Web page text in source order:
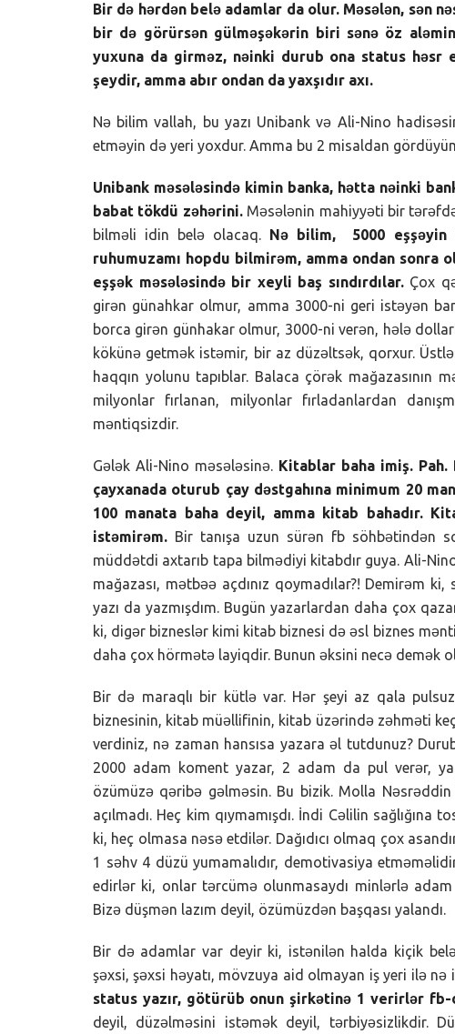
Bir də hərdən belə adamlar da olur. Məsələn, sən
bir də görürsən gülməşəkərin biri sənə öz
yuxuna da girməz, nəinki durub ona status həsr
şeydir, amma abır ondan da yaxşıdır axı.
Nə bilim vallah, bu yazı Unibank və Ali-Nino
etməyin də yeri yoxdur. Amma bu 2 misaldan
Unibank məsələsində kimin banka, hətta nəinki
babat tökdü zəhərini.Məsələnin mahiyyəti bir
bilməli idin belə olacaq.
Nə bilim, 5000 eşşəyin
ruhumuzamı hopdu bilmirəm, amma ondan sonra
eşşək məsələsində bir xeyli baş sındırdılar.Çox
girən günahkar olmur, amma 3000-ni geri istəyən
borca girən günhakar olmur, 3000-ni verən, hələ
kökünə getmək istəmir, bir az düzəltsək, qorxur.
haqqın yolunu tapıblar. Balaca çörək mağazasının
milyonlar fırlanan, milyonlar fırladanlardan
məntiqsizdir.
Gələk Ali-Nino məsələsinə. Kitablar baha imiş.
çayxanada oturub çay dəstgahına minimum 20
100 manata baha deyil, amma kitab bahadır.
istəmirəm. Bir tanışa uzun sürən fb söhbətindən
müddətdi axtarıb tapa bilmədiyi kitabdır guya. Ali-
mağazası, mətbəə açdınız qoymadılar?! Demirəm
yazı da yazmışdım. Bugün yazarlardan daha çox
ki, digər bizneslər kimi kitab biznesi də əsl biznes
daha çox hörmətə layiqdir. Bunun əksini necə demək
Bir də maraqlı bir kütlə var. Hər şeyi az qala
biznesinin, kitab müəllifinin, kitab üzərində zəhməti
verdiniz, nə zaman hansısa yazara əl tutdunuz?
2000 adam koment yazar, 2 adam da pul verər,
özümüzə qəribə gəlməsin. Bu bizik. Molla
açılmadı. Heç kim qıymamışdı. İndi Cəlilin
ki, heç olmasa nəsə etdilər. Dağıdıcı olmaq çox
1 səhv 4 düzü yumamalıdır, demotivasiya
edirlər ki, onlar tərcümə olunmasaydı minlərlə
Bizə düşmən lazım deyil, özümüzdən başqası yalandı.
Bir də adamlar var deyir ki, istənilən halda kiçik
şəxsi, şəxsi həyatı, mövzuya aid olmayan iş yeri ilə nə
status yazır, götürüb onun şirkətinə 1 verirlər
deyil, düzəlməsini istəmək deyil, tərbiyəsizlikdir.